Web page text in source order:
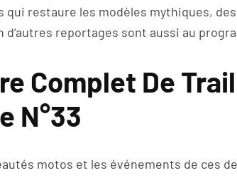
qui restaure les modèles mythiques,
reportages sont aussi au
Complet De
N°33
motos et les événements de ces